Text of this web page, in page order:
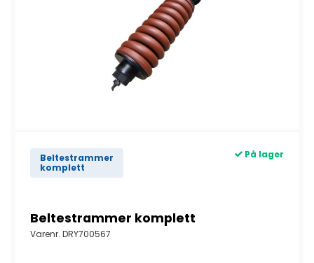
Beltestrammer
komplett
På lager
Beltestrammer komplett
Varenr. DRY700567